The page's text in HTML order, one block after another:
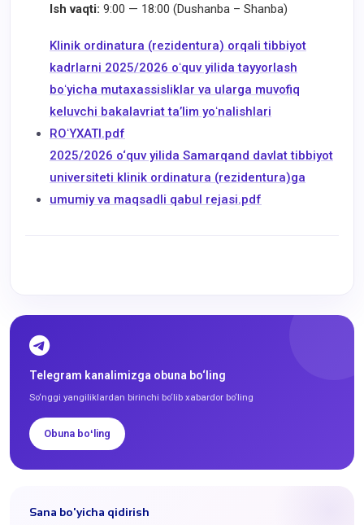
Ish vaqti: 9:00 — 18:00 (Dushanba – Shanba)
Klinik ordinatura (rezidentura) orqali tibbiyot
kadrlarni 2025/2026 oʻquv yilida tayyorlash
boʻyicha mutaxassisliklar va ularga muvofiq
keluvchi bakalavriat taʼlim yoʻnalishlari
ROʻYXATI.pdf
2025/2026 o‘quv yilida Samarqand davlat tibbiyot
universiteti klinik ordinatura (rezidentura)ga
umumiy va maqsadli qabul rejasi.pdf
Telegram kanalimizga obuna bo‘ling
So‘nggi yangiliklardan birinchi bo‘lib xabardor bo‘ling
Obuna boʻling
Sana bo'yicha qidirish